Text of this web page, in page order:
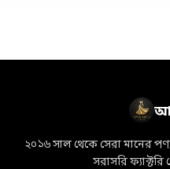
🛒
২০১৬ সাল থেকে সেরা মানের
সরাসরি ফ্যাক্টরি